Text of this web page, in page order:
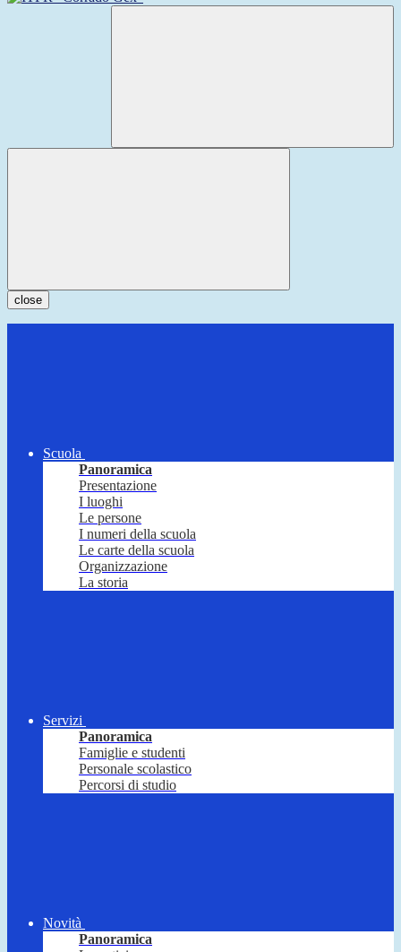
close
Scuola
Panoramica
Presentazione
I luoghi
Le persone
I numeri della scuola
Le carte della scuola
Organizzazione
La storia
Servizi
Panoramica
Famiglie e studenti
Personale scolastico
Percorsi di studio
Novità
Panoramica